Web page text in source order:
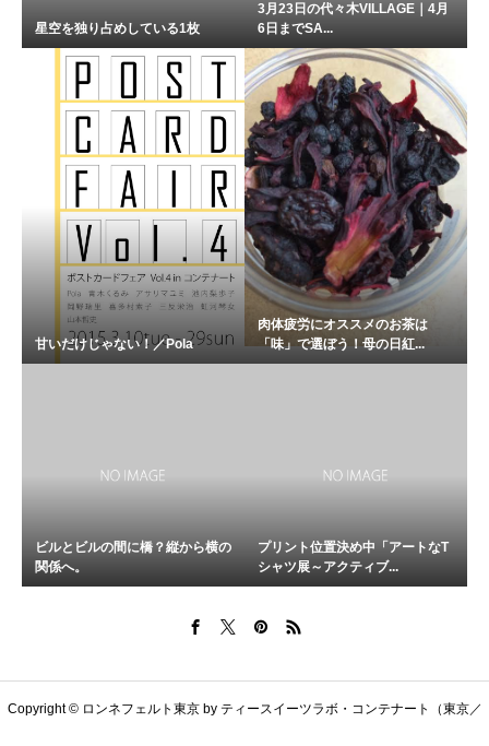
星空を独り占めしている1枚
3月23日の代々木VILLAGE｜4月
6日までSA...
甘いだけじゃない！／Pola
肉体疲労にオススメのお茶は
「味」で選ぼう！母の日紅...
ビルとビルの間に橋？縦から横の
関係へ。
プリント位置決め中「アートなT
シャツ展～アクティブ...
Copyright © ロンネフェルト東京 by ティースイーツラボ・コンテナート（東京／